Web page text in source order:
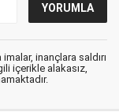
inançlara saldırı
içerikle alakasız,